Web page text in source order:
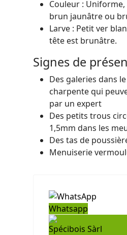
Couleur :
brun jaunâtre ou
Larve : Petit ver
tête est brunâtre.
Signes de
Des galeries dans
charpente qui
par un expert
Des petits trous
1,5mm dans les
Des tas de
Menuiserie
Whatsapp
Spécibois Sàrl